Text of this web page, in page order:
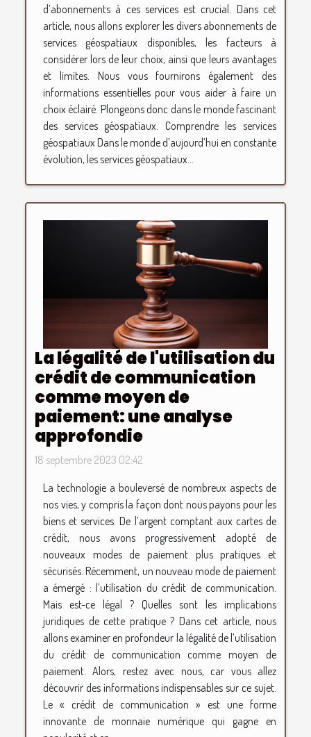
d’abonnements à ces services est crucial. Dans cet
article, nous allons explorer les divers abonnements de
services géospatiaux disponibles, les facteurs à
considérer lors de leur choix, ainsi que leurs avantages
et limites. Nous vous fournirons également des
informations essentielles pour vous aider à faire un
choix éclairé. Plongeons donc dans le monde fascinant
des services géospatiaux. Comprendre les services
géospatiaux Dans le monde d’aujourd’hui en constante
évolution, les services géospatiaux...
La légalité de l'utilisation du
crédit de communication
comme moyen de
paiement: une analyse
approfondie
18 septembre 2023 02:42
La technologie a bouleversé de nombreux aspects de
nos vies, y compris la façon dont nous payons pour les
biens et services. De l’argent comptant aux cartes de
crédit, nous avons progressivement adopté de
nouveaux modes de paiement plus pratiques et
sécurisés. Récemment, un nouveau mode de paiement
a émergé : l’utilisation du crédit de communication.
Mais est-ce légal ? Quelles sont les implications
juridiques de cette pratique ? Dans cet article, nous
allons examiner en profondeur la légalité de l’utilisation
du crédit de communication comme moyen de
paiement. Alors, restez avec nous, car vous allez
découvrir des informations indispensables sur ce sujet.
Le « crédit de communication » est une forme
innovante de monnaie numérique qui gagne en